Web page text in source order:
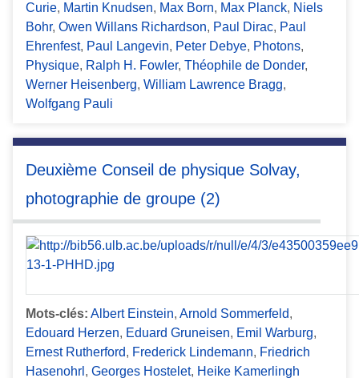
Curie, Martin Knudsen, Max Born, Max Planck, Niels
Bohr, Owen Willans Richardson, Paul Dirac, Paul
Ehrenfest, Paul Langevin, Peter Debye, Photons,
Physique, Ralph H. Fowler, Théophile de Donder,
Werner Heisenberg, William Lawrence Bragg,
Wolfgang Pauli
Deuxième Conseil de physique Solvay,
photographie de groupe (2)
Mots-clés: Albert Einstein, Arnold Sommerfeld,
Edouard Herzen, Eduard Gruneisen, Emil Warburg,
Ernest Rutherford, Frederick Lindemann, Friedrich
Hasenohrl , Georges Hostelet, Heike Kamerlingh